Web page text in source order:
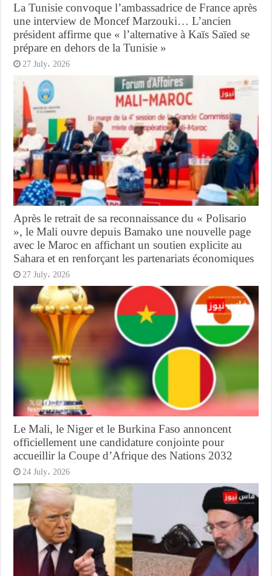
La Tunisie convoque l’ambassadrice de France après
une interview de Moncef Marzouki… L’ancien
président affirme que « l’alternative à Kaïs Saïed se
prépare en dehors de la Tunisie »
27 July، 2026
Après le retrait de sa reconnaissance du « Polisario
», le Mali ouvre depuis Bamako une nouvelle page
avec le Maroc en affichant un soutien explicite au
Sahara et en renforçant les partenariats économiques
27 July، 2026
Le Mali, le Niger et le Burkina Faso annoncent
officiellement une candidature conjointe pour
accueillir la Coupe d’Afrique des Nations 2032
24 July، 2026